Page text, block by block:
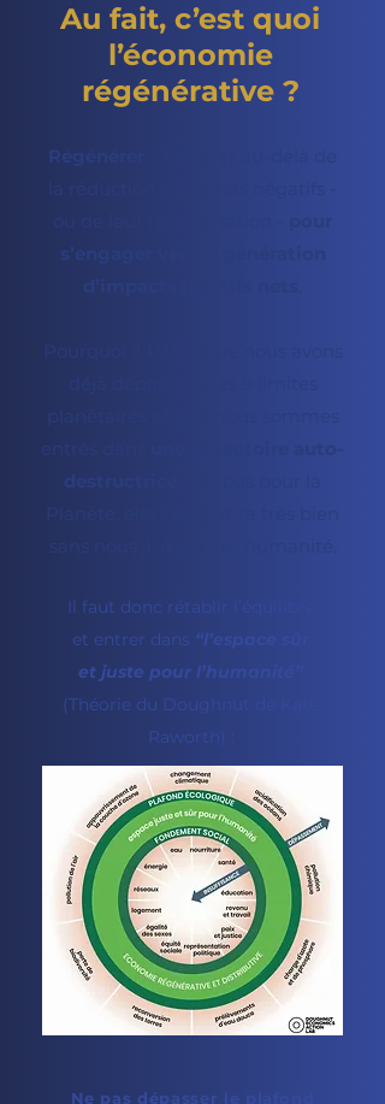
Au fait, c’est quoi
l’économie
régénérative ?
Régénérer
la réduction d’impacts négatifs -
ou de leur neutralisation -
s’engager vers la génération
d’impacts positifs nets
Pourquoi ? Parce que nous avons
déjà dépassé 6 des 9 limites
planétaires et que nous sommes
entrés dans
une trajectoire auto-
destructrice
Planète, elle s’en sortira très bien
sans nous ;), mais de l’humanité.
Il faut donc rétablir l’équilibre
et entrer dans “l’espace sûr
et juste pour l’humanité”
(Théorie du Doughnut de Kate
Raworth) :
Ne pas dépasser le plafond